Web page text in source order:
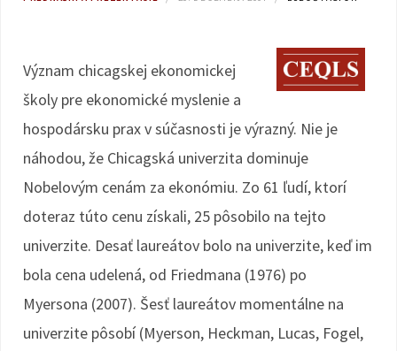
o e
Význam chicagskej ekonomickej
školy pre ekonomické myslenie a
hospodársku prax v súčasnosti je výrazný. Nie je
náhodou, že Chicagská univerzita dominuje
Nobelovým cenám za ekonómiu. Zo 61 ľudí, ktorí
doteraz túto cenu získali, 25 pôsobilo na tejto
univerzite. Desať laureátov bolo na univerzite, keď im
bola cena udelená, od Friedmana (1976) po
Myersona (2007). Šesť laureátov momentálne na
univerzite pôsobí (Myerson, Heckman, Lucas, Fogel,